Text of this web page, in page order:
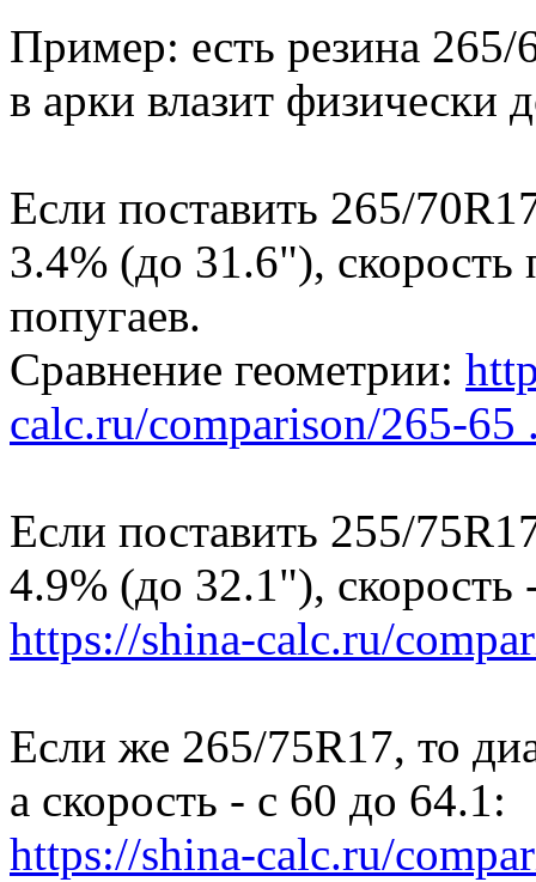
Пример: есть резина 265/
в арки влазит физически
Если поставить 265/
3.4% (до 31.6"),
попугаев.
Сравнение геометрии:
calc.ru/comparison/265-
Если поставить 255/
4.9% (до 32.1"), скорость
https://shina-calc.ru/
Если же 265/75R17, то
а скорость - с 60 до 64.1:
https://shina-calc.ru/